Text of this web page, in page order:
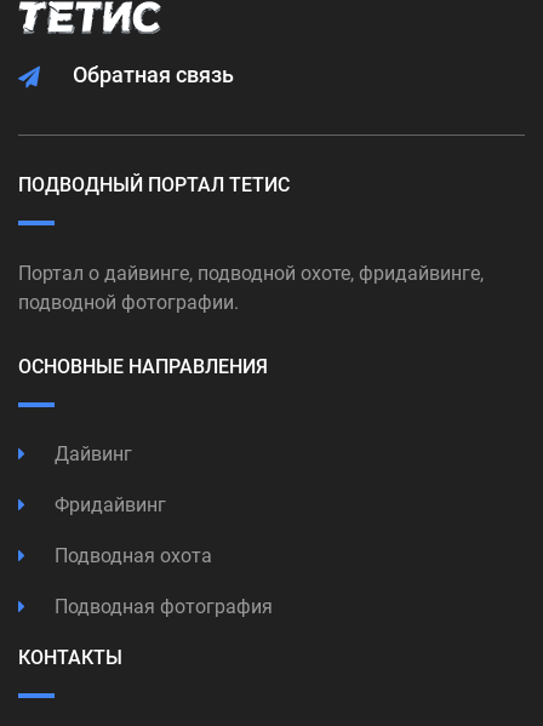
Обратная связь
ПОДВОДНЫЙ ПОРТАЛ ТЕТИС
Портал о дайвинге, подводной охоте, фридайвинге,
подводной фотографии.
ОСНОВНЫЕ НАПРАВЛЕНИЯ
Дайвинг
Фридайвинг
Подводная охота
Подводная фотография
КОНТАКТЫ